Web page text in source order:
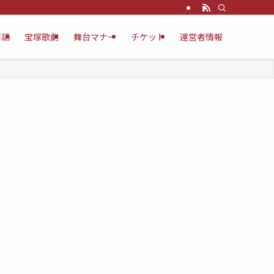
宝塚歌劇 舞台マナー チケット 運営者情報